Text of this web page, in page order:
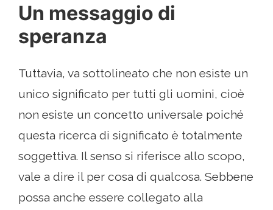
Un messaggio di
speranza
Tuttavia, va sottolineato che non esiste un
unico significato per tutti gli uomini, cioè
non esiste un concetto universale poiché
questa ricerca di significato è totalmente
soggettiva. Il senso si riferisce allo scopo,
vale a dire il per cosa di qualcosa. Sebbene
possa anche essere collegato alla